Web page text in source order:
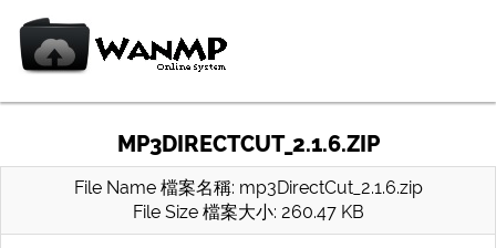
MP3DIRECTCUT_2.1.6.ZIP
File Name 檔案名稱: mp3DirectCut_2.1.6.zip
File Size 檔案大小: 260.47 KB